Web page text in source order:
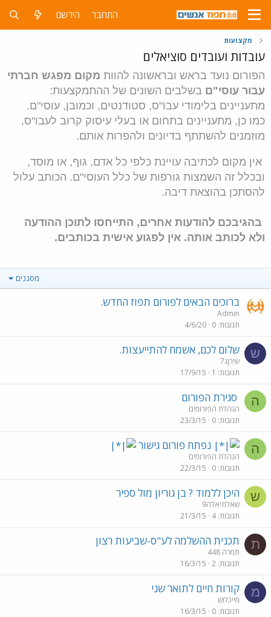
התחבר הירשם
מקצועות
עובדות ועובדים סוציאלים
הפורום נועד בראש ובראשונה להוות מקום מפגש חברתי
עבור עוסי"ם בשלבים השונים של ההתמקצעות:
מתעניינים בלימודי עבו"ס, סטודנטים, וכמובן, עוסי"ם.
כמו כן, מתעניינים בתחום או בעלי עיסוק קרוב לעבו"ס,
מוזמנים להשתתף בדיונים ולהפרות אותם.
אין מקום לכתיבה עויינת כלפי כל אדם, גוף, או מוסד,
ובכלל זה השמצות גורפות של כלל העוסי"ם. הכותב עלול
להסתכן בהוצאת דיבה.
בהגיבכם להודעות אחרים, התייחסו לתוכן ההודעה
ולא לכותב אותה. אין לפגוע אישית בכותבים.
מסננים
ברוכים הבאים לפורום תפוז החדש.
Admin
תגובות 0
4/6/20
ש שלום לכם, אשמח להתייעצות.
שירןג7
תגובות 1
17/9/15
ה סגירת הפורום
הנהלת הפורומים
תגובות 0
23/3/15
ה נפתח פורום גישור
הנהלת הפורומים
תגובות 0
22/3/15
ש היכן ללמוד ? בן גוריון מול ספיר
שאלתיאלה9
תגובות 4
21/3/15
ת תכנית ההשלמה לע"ס-שביעות רצון
תמרה 448
תגובות 2
16/3/15
מ קורות חיים לתואר שני
מייכלוש
תגובות 0
16/3/15